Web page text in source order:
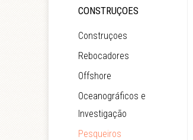
CONSTRUÇOES
Construçoes
Rebocadores
Offshore
Oceanográficos e
Investigação
Pesqueiros